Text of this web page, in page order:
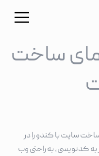
ساخت
سایت با کندو را در
به کدنویسی، به راحتی وب